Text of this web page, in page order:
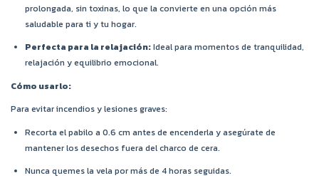
prolongada, sin toxinas, lo que la convierte en una opción más
saludable para ti y tu hogar.
Perfecta para la relajación:Ideal para momentos de tranquilidad,
relajación y equilibrio emocional.
Cómo usarlo:
Para evitar incendios y lesiones graves:
Recorta el pabilo a 0.6 cm antes de encenderla y asegúrate de
mantener los desechos fuera del charco de cera.
Nunca quemes la vela por más de 4 horas seguidas.